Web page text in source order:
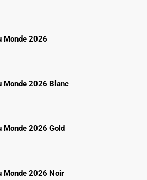
Monde 2026
Monde 2026 Blanc
Monde 2026 Gold
Monde 2026 Noir